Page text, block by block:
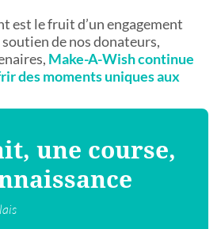
est le fruit d’un engagement
de nos donateurs,
Make-A-Wish continue
des moments uniques aux
une course,